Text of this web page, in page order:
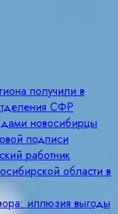
получили в
СФР
новосибирцы
подписи
работник
области в
иллюзия выгоды